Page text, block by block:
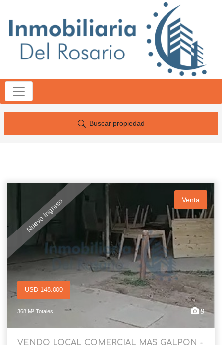
Buscar propiedad
Nuevo Ingreso Venta
USD 148.000
368 M² Totales 9
VENDO LOCAL COMERCIAL MAS GALPON -